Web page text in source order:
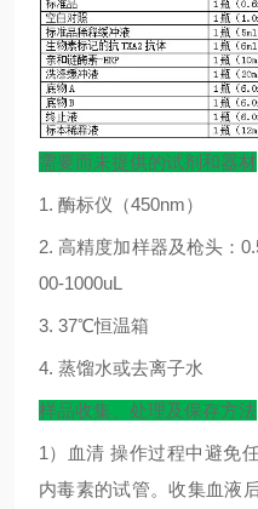
需要而未提供的试剂和器材
1. 酶标仪（450nm）
2.高精度加样器及枪头：
00-1000uL
3. 37℃恒温箱
4. 蒸馏水或去离子水
样品收集、处理及保存方法
1 ）血清 操作过程中避免
内毒素的试管。收集血液